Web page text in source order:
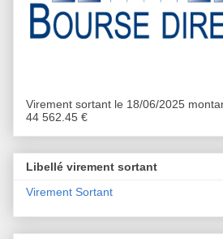
Virement sortant le 18/06/2025
44 562.45 €
Libellé virement sortant
Virement Sortant